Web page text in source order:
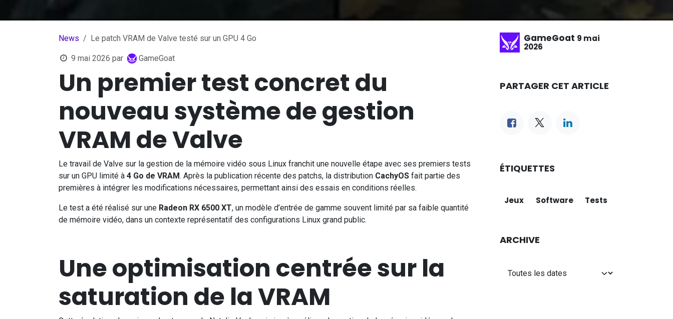
News Le patch VRAM de Valve testé sur un GPU 4 Go
9 mai 2026 par GameGoat
Un premier test concret du
nouveau système de gestion
VRAM de Valve
Le travail de Valve sur la gestion de la mémoire vidéo sous Linux franchit une nouvelle étape avec ses premiers tests
sur un GPU limité à 4 Go de VRAM. Après la publication récente des patchs, la distribution CachyOS fait partie des
premières à intégrer les modifications nécessaires, permettant ainsi des essais en conditions réelles.
Le test a été réalisé sur une Radeon RX 6500 XT, un modèle d’entrée de gamme souvent limité par sa faible quantité
de mémoire vidéo, dans un contexte représentatif des configurations Linux grand public.
Une optimisation centrée sur la
saturation de la VRAM
GameGoat 9 mai
2026
PARTAGER CET ARTICLE
ÉTIQUETTES
Jeux Software Tests
ARCHIVE